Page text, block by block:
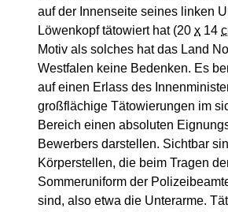
auf der Innenseite seines linken
Löwenkopf tätowiert hat (20 x 14
Motiv als solches hat das Land
Westfalen keine Bedenken. Es
auf einen Erlass des
großflächige Tätowierungen im
Bereich einen absoluten
Bewerbers darstellen. Sichtbar
Körperstellen, die beim Tragen
Sommeruniform der
sind, also etwa die Unterarme.